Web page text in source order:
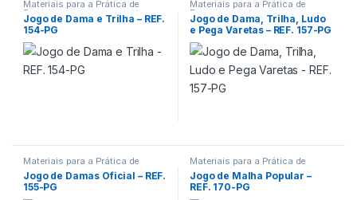
Materiais para a Prática de
Esportes
Jogo de Dama e Trilha – REF.
154-PG
Materiais para a Prática de
Esportes
Jogo de Dama, Trilha, Ludo
e Pega Varetas – REF. 157-PG
Materiais para a Prática de
Esportes
Jogo de Damas Oficial – REF.
155-PG
Materiais para a Prática de
Esportes
Jogo de Malha Popular –
REF. 170-PG